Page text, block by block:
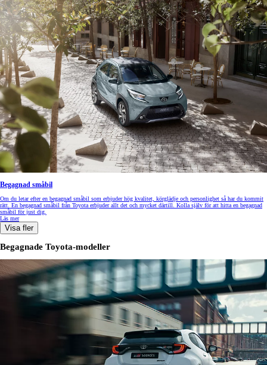
Begagnad småbil
Om du letar efter en begagnad småbil som erbjuder hög kvalitet, körglädje och personlighet så har du kommit
rätt. En begagnad småbil från Toyota erbjuder allt det och mycket därtill. Kolla själv för att hitta en begagnad
småbil för just dig.
Läs mer
Visa fler
Begagnade Toyota-modeller